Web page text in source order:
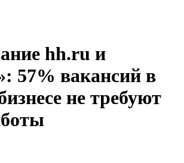
hh.ru и
57% вакансий в
не требуют